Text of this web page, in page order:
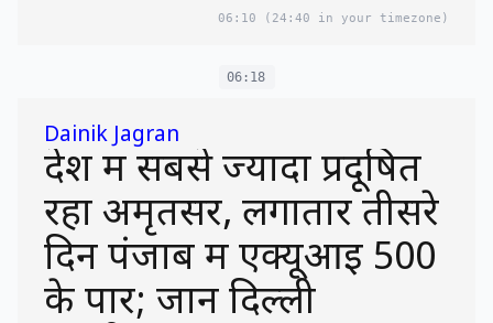
06:10 (24:40 in your timezone)
06:18
Dainik Jagran
देश में सबसे ज्यादा प्रदूषित
रहा अमृतसर, लगातार तीसरे
दिन पंजाब में एक्यूआइ 500
के पार; जानें दिल्ली